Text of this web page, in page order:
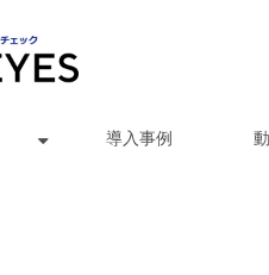
導入事例